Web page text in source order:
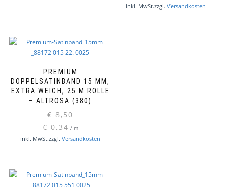
inkl. MwSt.zzgl. Versandkosten
PREMIUM
DOPPELSATINBAND 15 MM,
EXTRA WEICH, 25 M ROLLE
– ALTROSA (380)
€ 8,50
€ 0,34 / m
inkl. MwSt.zzgl. Versandkosten